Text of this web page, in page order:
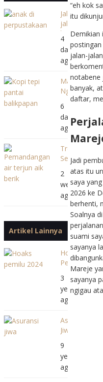
“eh kok
itu
Demikian
jalan-
notabene
banyak,
daftar,
Jadi
atas itu
saya
2026 ke
berhenti,
Soalnya
suami
sayanya
Mareje
sayanya
ngigau
Jalan-
jalan
ke
Perpustakaan
Bank
Indonesia
Balikpapan
4
days
ago
Mampir
Ngopi
Dulu
di
Kopi
Luru
6
days
ago
Trekking
Seru
Menuju
Air
Terjun
Benang
Stokel
dan
Benang
Kelambu
2
weeks
ago
Artikel Lainnya
Hoaks
Pemilu
2024,
Pejuang
Antihoaks
NTB
Tangkal!
3
years
ago
Asuransi
Jiwa,
dan
Mereka
yang
9
years
ago